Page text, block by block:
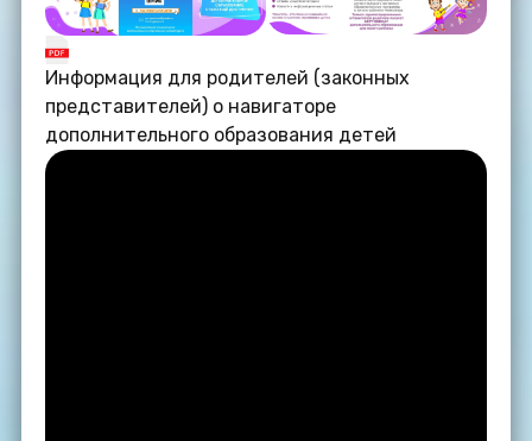
Информация для родителей (законных
представителей) о навигаторе
дополнительного образования детей